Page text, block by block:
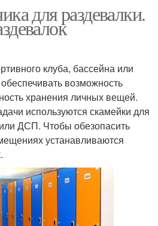
для раздевалки.
клуба, бассейна или
возможность
хранения личных вещей.
используются скамейки для
ДСП. Чтобы обезопасить
устанавливаются